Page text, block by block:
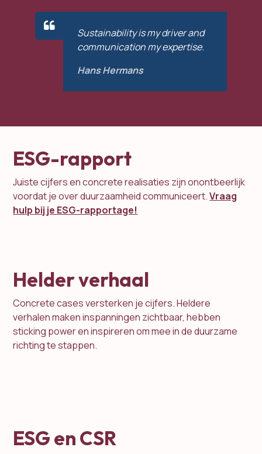
Sustainability is my driver and
communication my expertise.
Hans Hermans
ESG-rapport
Juiste cijfers en concrete realisaties zijn onontbeerlijk
voordat je over duurzaamheid communiceert.Vraag
hulp bij je ESG-rapportage!
Helder verhaal
Concrete cases versterken je cijfers. Heldere
verhalen maken inspanningen zichtbaar, hebben
sticking power en inspireren om mee in de duurzame
richting te stappen.
ESG en CSR